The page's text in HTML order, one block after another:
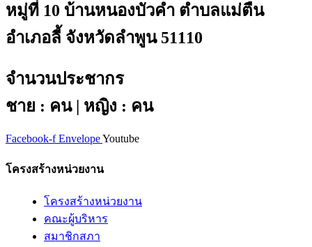
หมู่ที่ 10 บ้านหนองบัวคำ ตำบลแม่ตืน
อำเภอลี้ จังหวัดลำพูน 51110
จำนวนประชากร
ชาย : คน | หญิง : คน
Facebook-f EnvelopeYoutube
โครงสร้างหน่วยงาน
โครงสร้างหน่วยงาน
คณะผู้บริหาร
สมาชิกสภา